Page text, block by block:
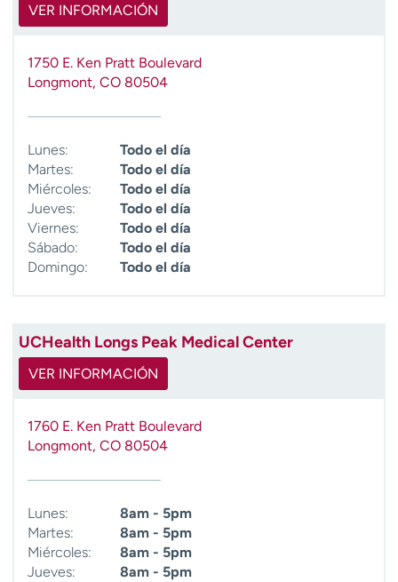
VER INFORMACIÓN
1750 E. Ken Pratt Boulevard
Longmont, CO 80504
Lunes:
Todo el día
Martes:
Todo el día
Miércoles:
Todo el día
Jueves:
Todo el día
Viernes:
Todo el día
Sábado:
Todo el día
Domingo:
Todo el día
UCHealth Longs Peak Medical Center
VER INFORMACIÓN
1760 E. Ken Pratt Boulevard
Longmont, CO 80504
Lunes:
8am - 5pm
Martes:
8am - 5pm
Miércoles:
8am - 5pm
Jueves:
8am - 5pm